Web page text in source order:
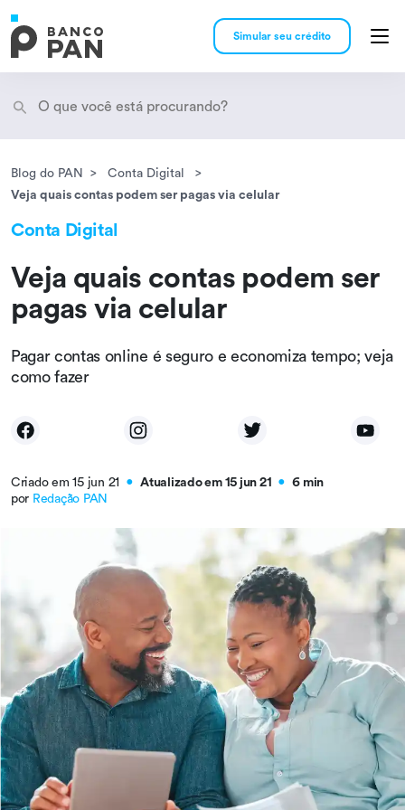
Simular seu crédito
Encontramos resultados
Blog do PAN
Conta Digital
Veja quais contas podem ser pagas via celular
Conta Digital
Veja quais contas podem ser
pagas via celular
Pagar contas online é seguro e economiza tempo; veja
como fazer
Criado em 15 jun 21 ● Atualizado em 15 jun 21 ●
6 min
por Redação PAN